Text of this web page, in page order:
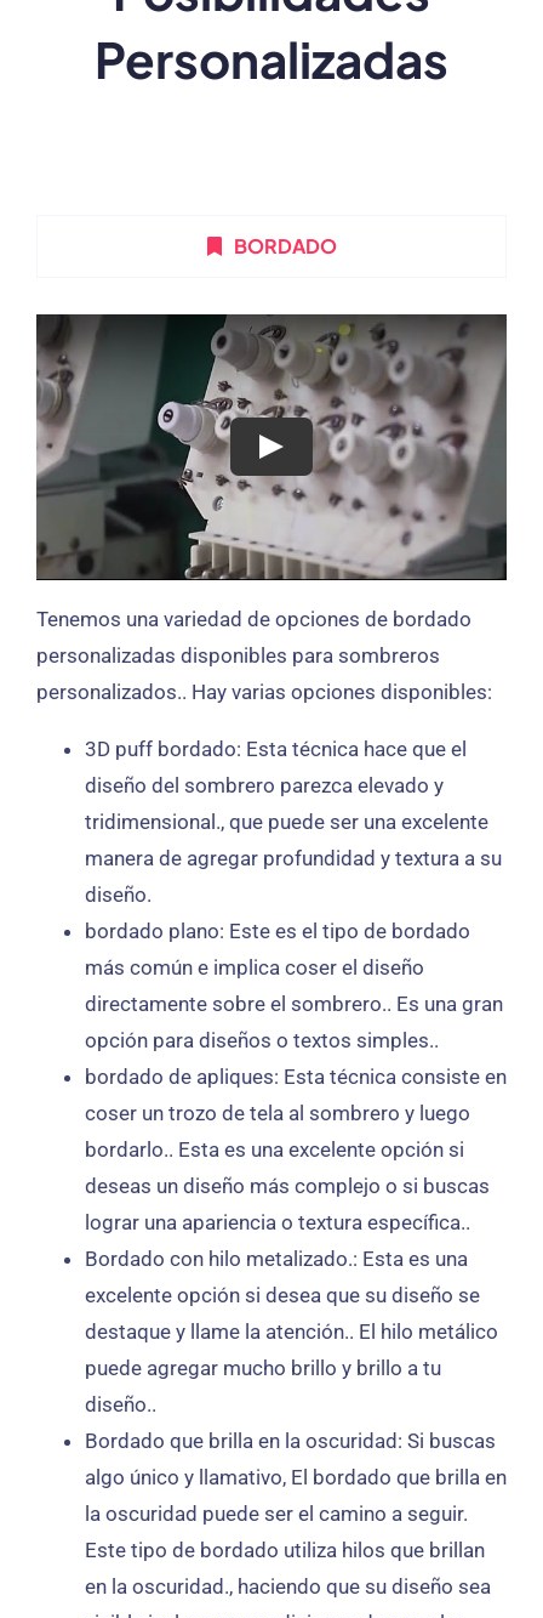
Personalizadas
BORDADO
Tenemos una variedad de opciones de bordado
personalizadas disponibles para sombreros
personalizados.. Hay varias opciones disponibles:
3D puff bordado: Esta técnica hace que el
diseño del sombrero parezca elevado y
tridimensional., que puede ser una excelente
manera de agregar profundidad y textura a su
diseño.
bordado plano: Este es el tipo de bordado
más común e implica coser el diseño
directamente sobre el sombrero.. Es una gran
opción para diseños o textos simples..
bordado de apliques: Esta técnica consiste en
coser un trozo de tela al sombrero y luego
bordarlo.. Esta es una excelente opción si
deseas un diseño más complejo o si buscas
lograr una apariencia o textura específica..
Bordado con hilo metalizado.: Esta es una
excelente opción si desea que su diseño se
destaque y llame la atención.. El hilo metálico
puede agregar mucho brillo y brillo a tu
diseño..
Bordado que brilla en la oscuridad: Si buscas
algo único y llamativo, El bordado que brilla en
la oscuridad puede ser el camino a seguir.
Este tipo de bordado utiliza hilos que brillan
en la oscuridad., haciendo que su diseño sea